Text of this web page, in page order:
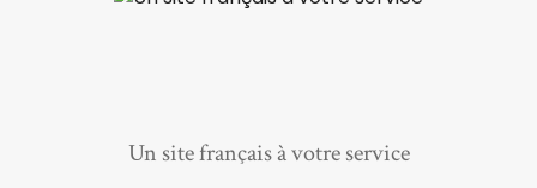
Un site français à votre service